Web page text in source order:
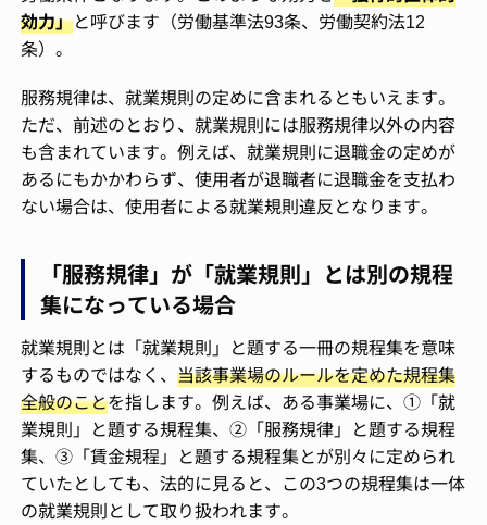
効力」と呼びます（労働基準法93条、労働契約法12
条）。
服務規律は、就業規則の定めに含まれるともいえます。
ただ、前述のとおり、就業規則には服務規律以外の内容
も含まれています。例えば、就業規則に退職金の定めが
あるにもかかわらず、使用者が退職者に退職金を支払わ
ない場合は、使用者による就業規則違反となります。
「服務規律」が「就業規則」とは別の規程
集になっている場合
就業規則とは「就業規則」と題する一冊の規程集を意味
するものではなく、当該事業場のルールを定めた規程集
全般のことを指します。例えば、ある事業場に、①「就
業規則」と題する規程集、②「服務規律」と題する規程
集、③「賃金規程」と題する規程集とが別々に定められ
ていたとしても、法的に見ると、この3つの規程集は一体
の就業規則として取り扱われます。